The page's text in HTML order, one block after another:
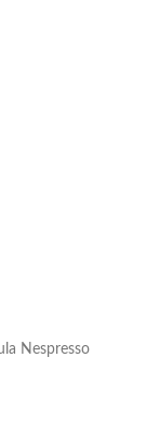
Nespresso